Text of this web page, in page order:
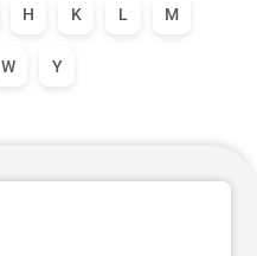
H K L M
W Y